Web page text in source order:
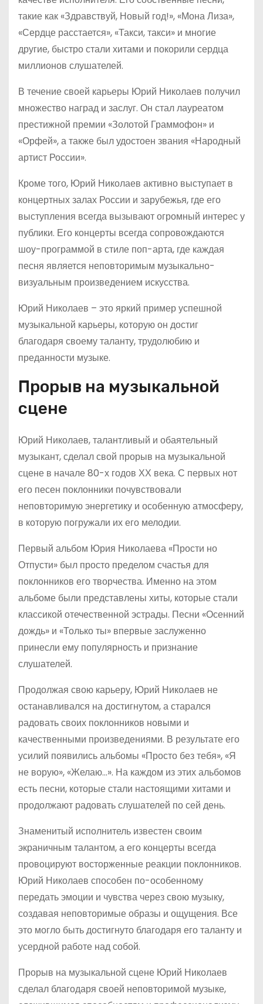
такие как «Здравствуй, Новый год!», «Мона Лиза»,
«Сердце расстается», «Такси, такси» и многие
другие, быстро стали хитами и покорили сердца
миллионов слушателей.
В течение своей карьеры Юрий Николаев получил
множество наград и заслуг. Он стал лауреатом
престижной премии «Золотой Граммофон» и
«Орфей», а также был удостоен звания «Народный
артист России».
Кроме того, Юрий Николаев активно выступает в
концертных залах России и зарубежья, где его
выступления всегда вызывают огромный интерес у
публики. Его концерты всегда сопровождаются
шоу-программой в стиле поп-арта, где каждая
песня является неповторимым музыкально-
визуальным произведением искусства.
Юрий Николаев – это яркий пример успешной
музыкальной карьеры, которую он достиг
благодаря своему таланту, трудолюбию и
преданности музыке.
Прорыв на музыкальной
сцене
Юрий Николаев, талантливый и обаятельный
музыкант, сделал свой прорыв на музыкальной
сцене в начале 80-х годов ХХ века. С первых нот
его песен поклонники почувствовали
неповторимую энергетику и особенную атмосферу,
в которую погружали их его мелодии.
Первый альбом Юрия Николаева «Прости но
Отпусти» был просто пределом счастья для
поклонников его творчества. Именно на этом
альбоме были представлены хиты, которые стали
классикой отечественной эстрады. Песни «Осенний
дождь» и «Только ты» впервые заслуженно
принесли ему популярность и признание
слушателей.
Продолжая свою карьеру, Юрий Николаев не
останавливался на достигнутом, а старался
радовать своих поклонников новыми и
качественными произведениями. В результате его
усилий появились альбомы «Просто без тебя», «Я
не ворую», «Желаю…». На каждом из этих альбомов
есть песни, которые стали настоящими хитами и
продолжают радовать слушателей по сей день.
Знаменитый исполнитель известен своим
экраничным талантом, а его концерты всегда
провоцируют восторженные реакции поклонников.
Юрий Николаев способен по-особенному
передать эмоции и чувства через свою музыку,
создавая неповторимые образы и ощущения. Все
это могло быть достигнуто благодаря его таланту и
усердной работе над собой.
Прорыв на музыкальной сцене Юрий Николаев
сделал благодаря своей неповторимой музыке,